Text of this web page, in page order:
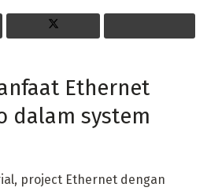
Ethernet
dalam system
project Ethernet dengan